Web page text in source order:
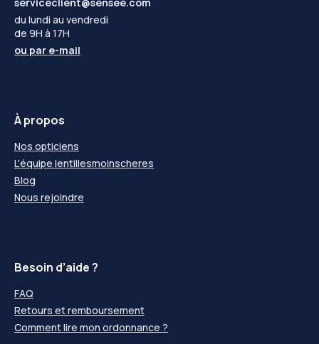
du lundi au vendredi
de 9H à 17H
ou par e-mail
À propos
Nos opticiens
L'équipe lentillesmoinscheres
Blog
Nous rejoindre
Besoin d’aide ?
FAQ
Retours et remboursement
Comment lire mon ordonnance ?